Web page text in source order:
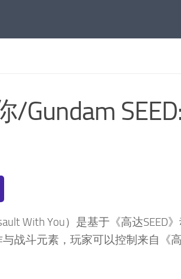
Gundam SEED:
With You）是基于《高达SEED
战斗元素，玩家可以控制来自《高